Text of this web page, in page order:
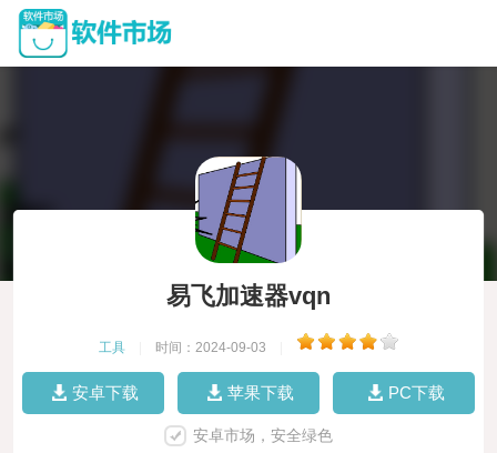
易飞加速器vqn
工具 时间：2024-09-03
安卓下载 苹果下载 PC下载
安卓市场，安全绿色